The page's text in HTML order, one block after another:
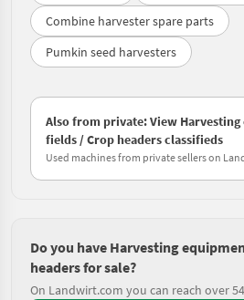
Combine harvester spare parts
Pumkin seed harvesters
Also from private: View
fields / Crop headers classifieds
Used machines from private sellers on
Do you have Harvesting
headers for sale?
On Landwirt.com you can reach over